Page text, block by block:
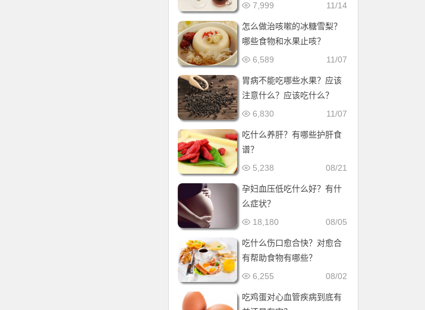
11/14
7,999
怎么做治咳嗽的冰糖雪梨？
哪些食物和水果止咳？
11/07
6,589
胃病不能吃哪些水果？应该
注意什么？应该吃什么？
11/07
6,830
吃什么养肝？有哪些护肝食
谱？
08/21
5,238
孕妇血压低吃什么好？有什
么症状？
08/05
18,180
吃什么伤口愈合快？对愈合
有帮助食物有哪些？
08/02
6,255
吃鸡蛋对心血管疾病到底有